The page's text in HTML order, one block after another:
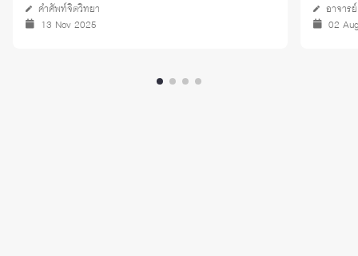
คำศัพท์จิตวิทยา
13 Nov 2025
อาจาร
02